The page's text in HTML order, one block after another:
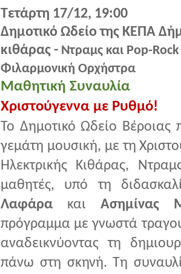
Τετάρτη 17/12, 19:00
Δημοτικό Ωδείο της ΚΕΠΑ
κιθάρας - Ντραμς και Pop-
Φιλαρμονική Ορχήστρα
Μαθητική Συναυλία
Χριστούγεννα με Ρυθμό!
Το Δημοτικό Ωδείο Βέροιας
γεμάτη μουσική, με τη
Ηλεκτρικής Κιθάρας,
μαθητές, υπό τη
Λαφάρα και Ασημίνας
πρόγραμμα με γνωστά
αναδεικνύοντας τη
πάνω στη σκηνή. Τη